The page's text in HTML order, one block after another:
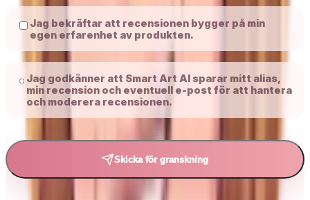
Jag bekräftar att recensionen bygger på min
egen erfarenhet av produkten.
Jag godkänner att Smart Art AI sparar mitt alias,
min recension och eventuell e-post för att hantera
och moderera recensionen.
Skicka för granskning